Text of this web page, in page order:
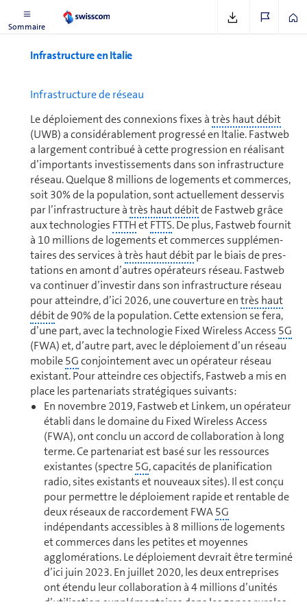
Sommaire
In­fra­struc­ture en Italie
In­fra­struc­ture de réseau
Le dé­ploie­ment des connexions fixes àtrès haut débit
(UWB) a con­si­dé­ra­ble­ment pro­gressé en Italie. Fastweb
a largement contribué à cette progression en réalisant
d’importants in­ves­tis­se­ments dans son infrastructure
réseau. Quelque 8 millions de logements et com­merces,
soit 30% de la po­pu­la­tion, sont actuellement desservis
par l’in­fra­struc­ture àtrès haut débitde Fastweb grâce
aux tech­no­lo­gies FTTHetFTTS. De plus, Fastweb fournit
à 10 millions de logements et com­merces sup­plé­men­
taires des ser­vices àtrès haut débitpar le biais de pres­
ta­tions en amont d’autres opé­ra­teurs réseau. Fastweb
va conti­nuer d’investir dans son infrastructure réseau
pour atteindre, d’ici 2026, une couverture entrès haut
débitde 90% de la po­pu­la­tion. Cette extension se fera,
d’une part, avec la technologie Fixed Wireless Access 5G
(FWA) et, d’autre part, avec le dé­ploie­ment d’un réseau
mobile5Gconjointement avec un opé­ra­teur réseau
existant. Pour atteindre ces objectifs, Fastweb a mis en
place les partenariats stra­té­giques suivants:
En novembre 2019, Fastweb et Linkem, un opé­ra­teur
établi dans le domaine du Fixed Wireless Access
(FWA), ont conclu un accord de collaboration à long
terme. Ce partenariat est basé sur les ressources
existantes (spectre5G, capacités de pla­ni­fi­ca­tion
radio, sites existants et nouveaux sites). Il est conçu
pour permettre le dé­ploie­ment rapide et rentable de
deux réseaux de raccor­de­ment FWA5G
indépendants accessibles à 8 millions de logements
et com­merces dans les petites et moyennes
agglomérations. Le dé­ploie­ment devrait être terminé
d’ici juin 2023. En juillet 2020, les deux en­tre­prises
ont étendu leur collaboration à 4 millions d’unités
d’uti­li­sa­tion sup­plé­men­taires dans les zones rurales.